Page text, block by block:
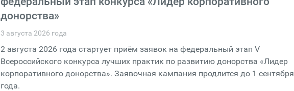
донорства»
3 августа 2026 года
2 августа 2026 года стартует приём заявок на федеральный этап V
Всероссийского конкурса лучших практик по развитию донорства «Лидер
корпоративного донорства». Заявочная кампания продлится до 1
года.